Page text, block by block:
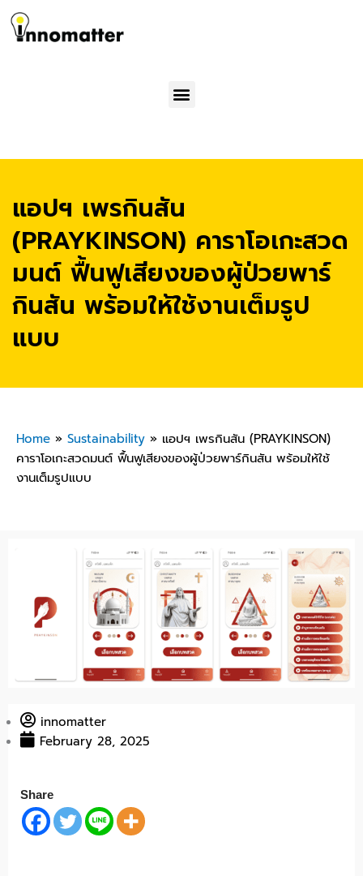
Menu
แอปฯ เพรกินสัน
(PRAYKINSON) คาราโอเกะสวด
มนต์ ฟื้นฟูเสียงของผู้ป่วยพาร์
กินสัน พร้อมให้ใช้งานเต็มรูป
แบบ
Home » Sustainability » แอปฯ เพรกินสัน (PRAYKINSON)
คาราโอเกะสวดมนต์ ฟื้นฟูเสียงของผู้ป่วยพาร์กินสัน พร้อมให้ใช้
งานเต็มรูปแบบ
innomatter
February 28, 2025
Share